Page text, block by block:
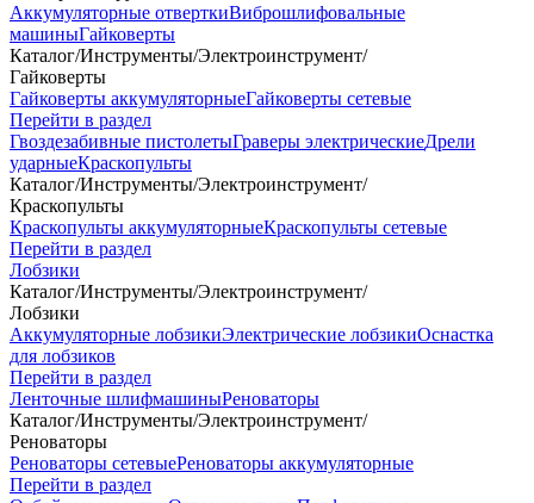
Аккумуляторные отверткиВиброшлифовальные
машиныГайковерты
Каталог/Инструменты/Электроинструмент/
Гайковерты
Гайковерты аккумуляторныеГайковерты сетевые
Перейти в раздел
Гвоздезабивные пистолетыГраверы электрическиеДрели
ударныеКраскопульты
Каталог/Инструменты/Электроинструмент/
Краскопульты
Краскопульты аккумуляторныеКраскопульты сетевые
Перейти в раздел
Лобзики
Каталог/Инструменты/Электроинструмент/
Лобзики
Аккумуляторные лобзикиЭлектрические лобзикиОснастка
для лобзиков
Перейти в раздел
Ленточные шлифмашиныРеноваторы
Каталог/Инструменты/Электроинструмент/
Реноваторы
Реноваторы сетевыеРеноваторы аккумуляторные
Перейти в раздел